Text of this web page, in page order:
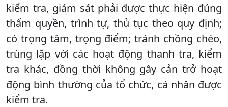
kiểm tra, giám sát phải được thực hiện đúng
thẩm quyền, trình tự, thủ tục theo quy định;
có trọng tâm, trọng điểm; tránh chồng chéo,
trùng lặp với các hoạt động thanh tra, kiểm
tra khác, đồng thời không gây cản trở hoạt
động bình thường của tổ chức, cá nhân được
kiểm tra.